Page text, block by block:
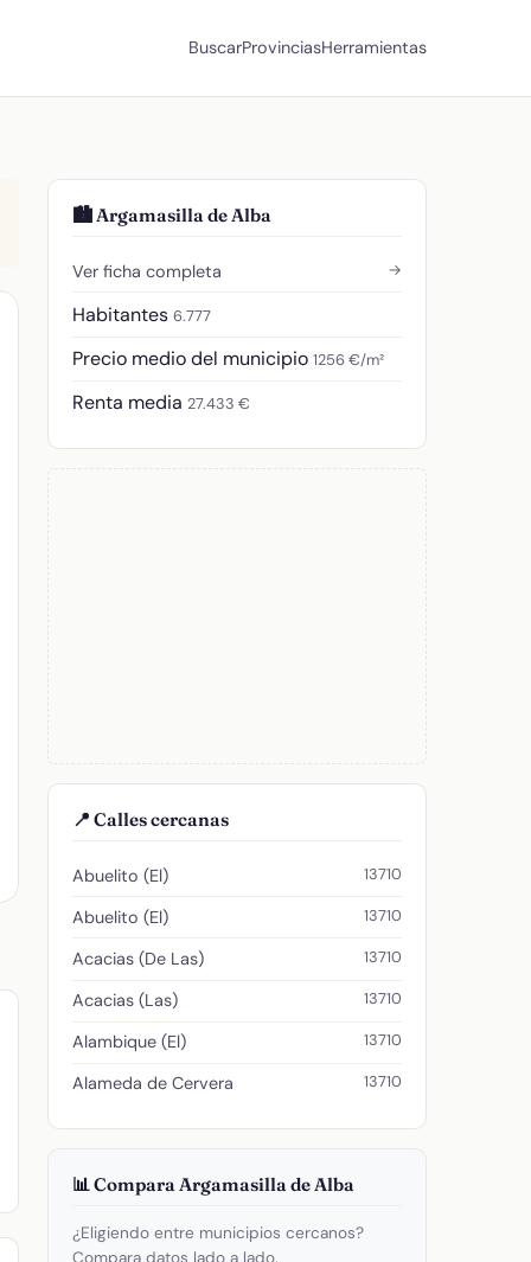
BuscarProvinciasHerramientas
🏙️ Argamasilla de Alba
Ver ficha completa →
Habitantes 6.777
Precio medio del municipio 1256 €/m²
Renta media 27.433 €
📍 Calles cercanas
Abuelito (El) 13710
Abuelito (El) 13710
Acacias (De Las) 13710
Acacias (Las) 13710
Alambique (El) 13710
Alameda de Cervera 13710
📊 Compara Argamasilla de Alba
¿Eligiendo entre municipios cercanos?
Compara datos lado a lado.